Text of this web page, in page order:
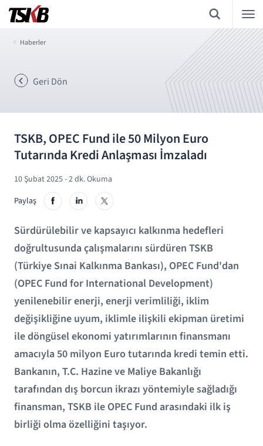
Haberler
Geri Dön
TSKB, OPEC Fund ile 50 Milyon Euro
Tutarında Kredi Anlaşması İmzaladı
10 Şubat 2025- 2 dk. Okuma
Paylaş
Sürdürülebilir ve kapsayıcı kalkınma hedefleri
doğrultusunda çalışmalarını sürdüren TSKB
(Türkiye Sınai Kalkınma Bankası), OPEC Fund'dan
(OPEC Fund for International Development)
yenilenebilir enerji, enerji verimliliği, iklim
değişikliğine uyum, iklimle ilişkili ekipman üretimi
ile döngüsel ekonomi yatırımlarının finansmanı
amacıyla 50 milyon Euro tutarında kredi temin etti.
Bankanın, T.C. Hazine ve Maliye Bakanlığı
tarafından dış borcun ikrazı yöntemiyle sağladığı
finansman, TSKB ile OPEC Fund arasındaki ilk iş
birliği olma özelliğini taşıyor.